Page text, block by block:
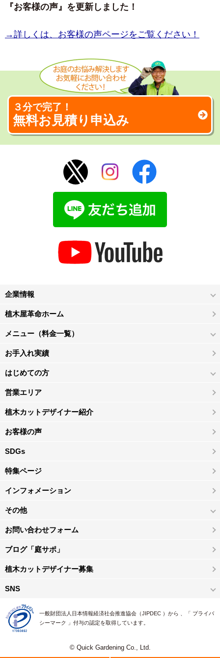
『お客様の声』を更新しました！
→詳しくは、お客様の声ページをご覧ください！
３分で完了！
無料お見積り申込み
企業情報
植木屋革命ホーム
メニュー（料金一覧）
お手入れ実績
はじめての方
営業エリア
植木カットデザイナー紹介
お客様の声
SDGs
特集ページ
インフォメーション
その他
お問い合わせフォーム
ブログ「庭サポ」
植木カットデザイナー募集
SNS
一般財団法人日本情報経済社会推進協会（JIPDEC ）から 、「 プライバ
シーマーク 」付与の認定を取得しています。
© Quick Gardening Co., Ltd.